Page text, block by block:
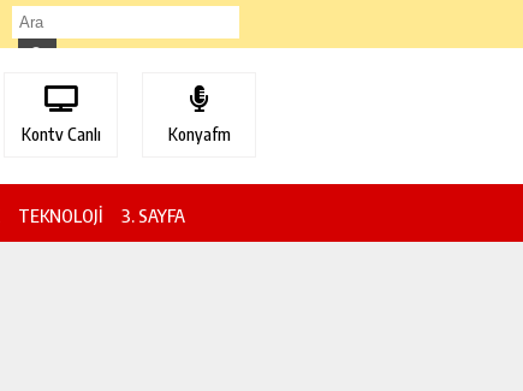
Kontv Canlı Konyafm
TEKNOLOJİ 3. SAYFA